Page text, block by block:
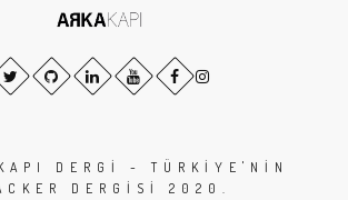
DERGI - TÜRKIYE'NIN
DERGISI 2020.